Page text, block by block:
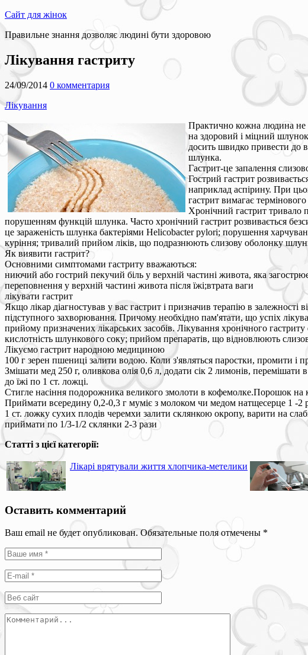
Сайт для жінок
Правильне знання дозволяє людині бути здоровою
Лікування гастриту
24/09/2014 0 комментария
Лікування
Практично кожна людина не
на здоровий і міцний
досить швидко привести до
шлунка.
Гастрит-це запалення
Гострий гастрит
наприклад аспірину. При
гастрит вимагає термінового
Хронічний гастрит тривало
порушенням функцій шлунка. Часто хронічний гастрит розвивається
це зараженість шлунка бактеріями Helicobacter pylori; порушення
куріння; тривалий прийом ліків, що подразнюють слизову оболонку
Як виявити гастрит?
Основними симптомами гастриту вважаються:
ниючий або гострий пекучий біль у верхній частині живота, яка
переповнення у верхній частині живота після їжі;втрата ваги
лікувати гастрит
Якщо лікар діагностував у вас гастрит і призначив терапію в залежності
підступного захворювання. Причому необхідно пам'ятати, що успіх
прийому призначених лікарських засобів. Лікування хронічного
кислотність шлункового соку; прийом препаратів, що відновлюють
Лікуємо гастрит народною медициною
100 г зерен пшениці залити водою. Коли з'являться паростки, промити і
Змішати мед 250 г, оливкова олія 0,6 л, додати сік 2 лимонів,
до їжі по 1 ст. ложці.
Стигле насіння подорожника великого змолоти в кофемолке.Порошок
Приймати всередину 0,2-0,3 г муміє з молоком чи медом натщесерце 1 -2
1 ст. ложку сухих плодів черемхи залити склянкою окропу, варити на
приймати по 1/3-1/2 склянки 2-3 рази
Статті з цієї категорії:
Лікарі врятували життя хлопчика-метелики
Оставить комментарий
Ваш email не будет опубликован. Обязательные поля отмечены *